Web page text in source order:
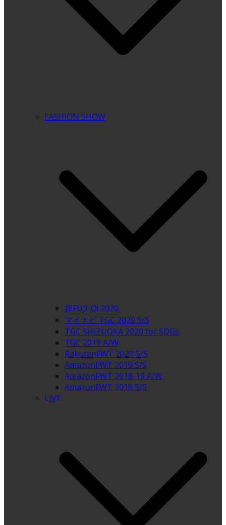
FASHION SHOW
超FUJI-Q! 2020
マイナビ TGC 2020 S/S
TGC SHIZUOKA 2020 for SDGs
TGC 2019 A/W
RakutenFWT 2020 S/S
AmazonFWT 2019 S/S
AmazonFWT 2018-19 A/W
AmazonFWT 2018 S/S
LIVE